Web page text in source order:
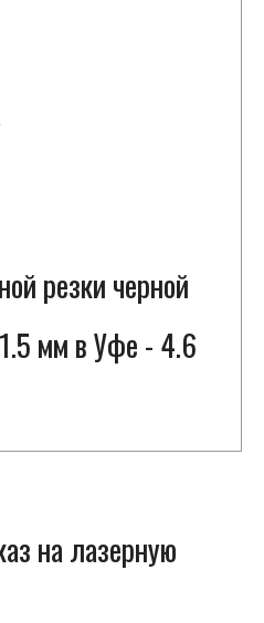
резки черной
мм в Уфе - 4.6
на лазерную